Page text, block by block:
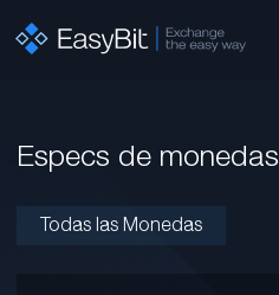
Especs de monedas
Todas las Monedas